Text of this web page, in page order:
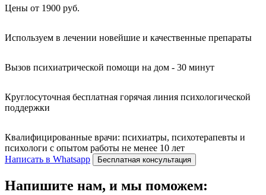
Цены от 1900 руб.
Используем в лечении новейшие и качественные препараты
Вызов психиатрической помощи на дом - 30 минут
Круглосуточная бесплатная горячая линия психологической
поддержки
Квалифицированные врачи: психиатры, психотерапевты и
психологи с опытом работы не менее 10 лет
Написать в Whatsapp
Бесплатная консультация
Напишите нам, и мы поможем: